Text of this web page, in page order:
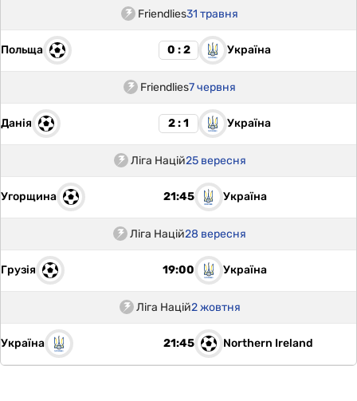
Friendlies31 травня
Польща 0 : 2 Україна
Friendlies7 червня
Данія 2 : 1 Україна
Ліга Націй25 вересня
Угорщина 21:45 Україна
Ліга Націй28 вересня
Грузія 19:00 Україна
Ліга Націй2 жовтня
Україна 21:45 Northern Ireland